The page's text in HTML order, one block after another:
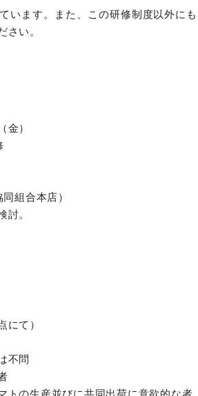
います。また、この研修制度以外に
さい。
金）
組合本店）
討。
にて）
不問